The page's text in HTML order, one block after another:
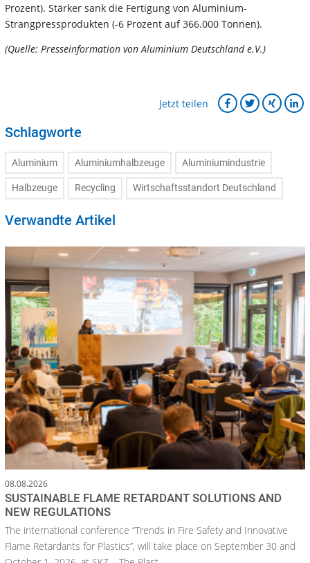
Prozent). Stärker sank die Fertigung von Aluminium-
Strangpressprodukten (-6 Prozent auf 366.000 Tonnen).
(Quelle: Presseinformation von Aluminium Deutschland e.V.)
Jetzt teilen
Schlagworte
Aluminium Aluminiumhalbzeuge Aluminiumindustrie
Halbzeuge Recycling Wirtschaftsstandort Deutschland
Verwandte Artikel
08.08.2026
SUSTAINABLE FLAME RETARDANT SOLUTIONS AND
NEW REGULATIONS
The international conference “Trends in Fire Safety and Innovative
Flame Retardants for Plastics”, will take place on September 30 and